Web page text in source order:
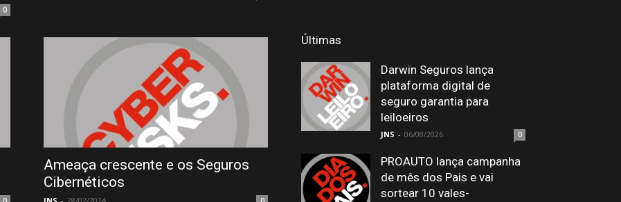
0
Ameaça crescente e os Seguros
Cibernéticos
Últimas
Darwin Seguros lança
plataforma digital de
seguro garantia para
leiloeiros
JNS - 06/08/2026 0
PROAUTO lança campanha
de mês dos Pais e vai
sortear 10 vales-